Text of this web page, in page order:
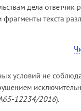
дела
текста
фотографии из
выраженных в
условий не
12234/2016).